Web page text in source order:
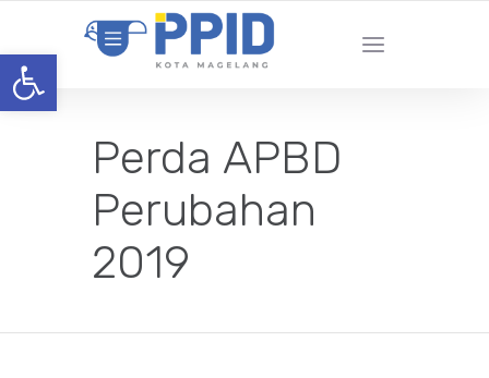
Open toolbar
Perda APBD
Perubahan
2019